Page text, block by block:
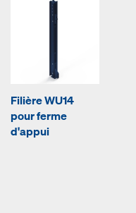
Filière WU14
pour ferme
d'appui